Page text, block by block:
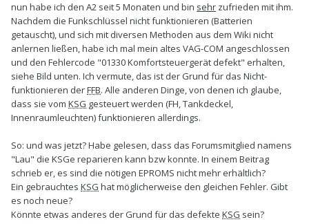
nun habe ich den A2 seit 5 Monaten und bin sehr zufrieden mit ihm.
Nachdem die Funkschlüssel nicht funktionieren (Batterien
getauscht), und sich mit diversen Methoden aus dem Wiki nicht
anlernen ließen, habe ich mal mein altes VAG-COM angeschlossen
und den Fehlercode "01330 Komfortsteuergerät defekt" erhalten,
siehe Bild unten. Ich vermute, das ist der Grund für das Nicht-
funktionieren derFFB. Alle anderen Dinge, von denen ich glaube,
dass sie vom KSG gesteuert werden (FH, Tankdeckel,
Innenraumleuchten) funktionieren allerdings.
So: und was jetzt? Habe gelesen, dass das Forumsmitglied namens
"Lau" die KSGe reparieren kann bzw konnte. In einem Beitrag
schrieb er, es sind die nötigen EPROMS nicht mehr erhältlich?
Ein gebrauchtes KSG hat möglicherweise den gleichen Fehler. Gibt
es noch neue?
Könnte etwas anderes der Grund für das defekte KSG sein?